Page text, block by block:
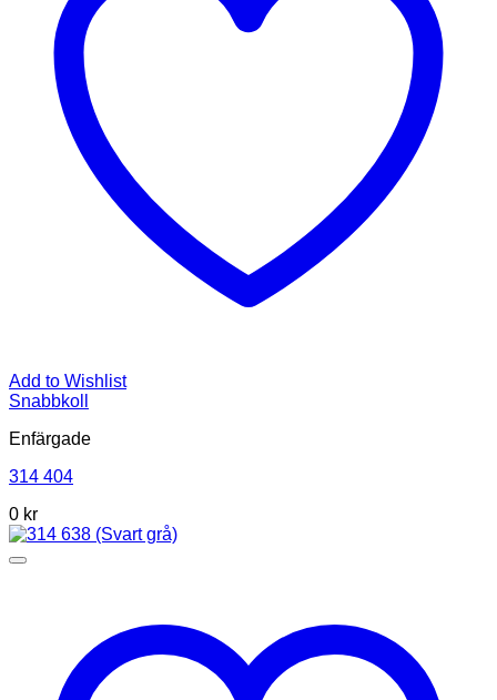
Add to Wishlist
Snabbkoll
Enfärgade
314 404
0 kr